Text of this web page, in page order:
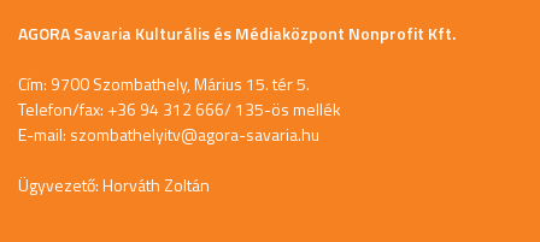
AGORA Savaria Kulturális és Médiaközpont Nonprofit Kft.
Cím: 9700 Szombathely, Márius 15. tér 5.
Telefon/fax: +36 94 312 666/ 135-ös mellék
E-mail: szombathelyitv@agora-savaria.hu
Ügyvezető: Horváth Zoltán